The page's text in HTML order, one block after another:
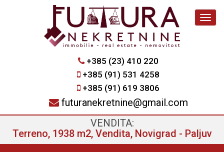
+385 (23) 410 220
+385 (91) 531 4258
+385 (91) 619 3806
futuranekretnine@gmail.com
VENDITA:
Terreno, 1938 m2, Vendita, Novigrad - Paljuv